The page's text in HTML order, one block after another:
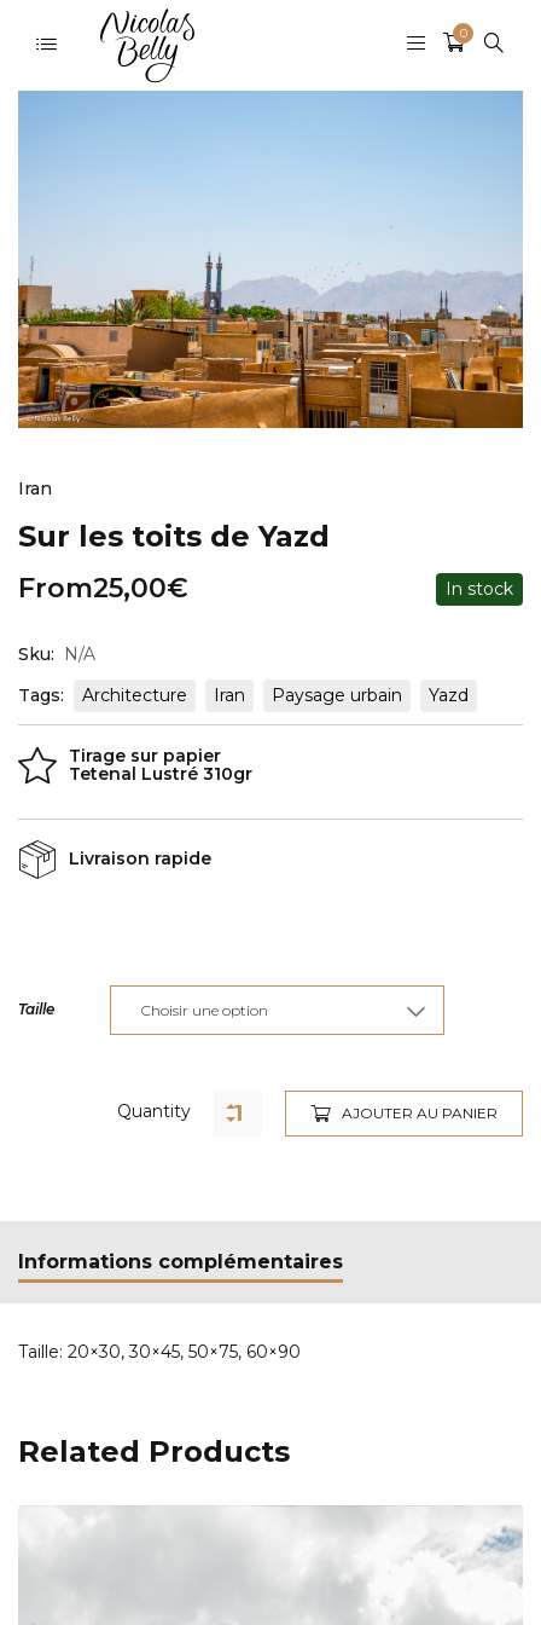
0
Iran
Sur les toits de Yazd
From25,00€ In stock
Sku:
N/A
Tags:
Architecture Iran Paysage urbain Yazd
Tirage sur papier
Tetenal Lustré 310gr
Livraison rapide
Taille
Quantity AJOUTER AU PANIER
Informations complémentaires
Taille: 20×30, 30×45, 50×75, 60×90
Related Products